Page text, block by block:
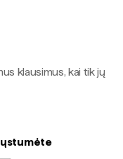
klausimus, kai tik jų